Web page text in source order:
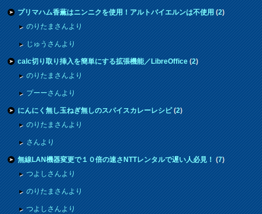
プリマハム香薫はニンニクを使用！アルトバイエルンは不使用(2)
のりたまさんより
じゅうさんより
calc切り取り挿入を簡単にする拡張機能／LibreOffice(2)
のりたまさんより
プーーさんより
にんにく無し玉ねぎ無しのスパイスカレーレシピ(2)
のりたまさんより
さんより
無線LAN機器変更で１０倍の速さNTTレンタルで遅い人必見！(7)
つよしさんより
のりたまさんより
つよしさんより